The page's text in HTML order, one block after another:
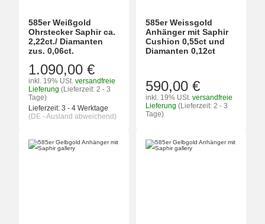
585er Weißgold
Ohrstecker Saphir ca.
2,22ct./ Diamanten
zus. 0,06ct.
1.090,00 €
inkl. 19% USt. versandfreie
Lieferung (Lieferzeit: 2 - 3
Tage)
Lieferzeit: 3 - 4 Werktage
(DE - Ausland abweichend)
585er Weissgold
Anhänger mit Saphir
Cushion 0,55ct und
Diamanten 0,12ct
590,00 €
inkl. 19% USt. versandfreie
Lieferung (Lieferzeit: 2 - 3
Tage)